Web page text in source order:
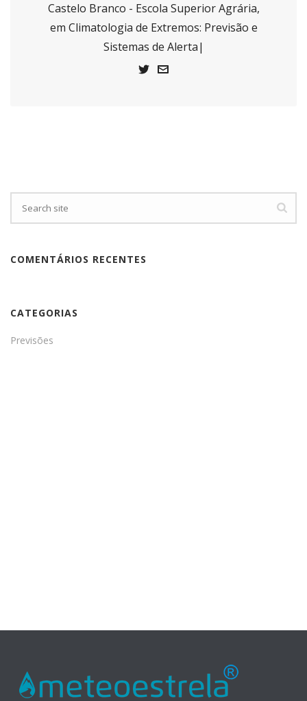
Castelo Branco - Escola Superior Agrária,
em Climatologia de Extremos: Previsão e
Sistemas de Alerta|
COMENTÁRIOS RECENTES
CATEGORIAS
Previsões